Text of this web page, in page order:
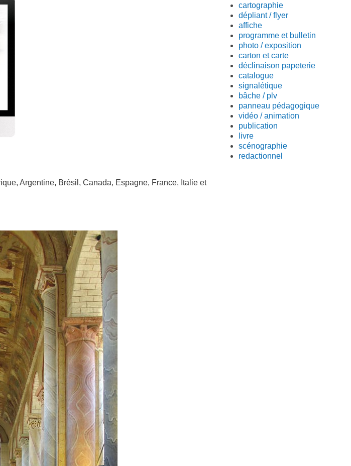
Argentine, Brésil, Canada, Espagne, France, Italie et
cartographie
dépliant / flyer
affiche
programme et bulletin
photo / exposition
carton et carte
déclinaison papeterie
catalogue
signalétique
bâche / plv
panneau pédagogique
vidéo / animation
publication
livre
scénographie
redactionnel